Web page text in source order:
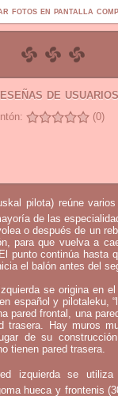
fotos en pantalla
de usuarios
(0)
pilota) reúne varios
de las
o después de un
para que vuelva a
punto continúa hasta
el balón antes del
se origina en
español y pilotaleku,
pared frontal, una
trasera. Hay muros
de su
tienen pared trasera.
izquierda se utiliza
hueca y frontenis